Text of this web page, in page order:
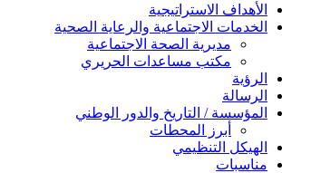
الأهداف الاستراتيجية
الخدمات الاجتماعية والرعاية الصحية
مديرية الصحة الاجتماعية
مكتب مساعدات الحريري
الرؤية
الرسالة
المؤسسة / التاريخ والدور الوطني
أبرز المحطات
الهيكل التنظيمي
مناسبات